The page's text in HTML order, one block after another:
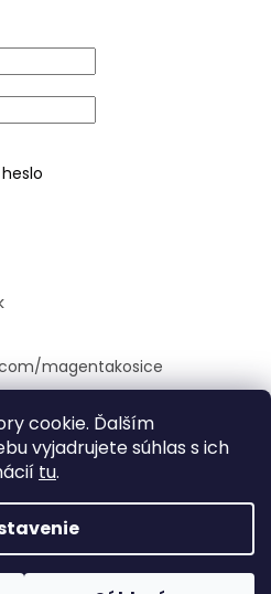
cookie. Ďalším
vyjadrujete súhlas s ich
tu.
magentakosice
. Všetky práva